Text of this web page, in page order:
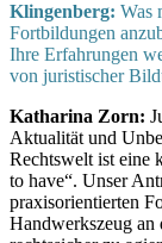
Klingenberg: Was
Fortbildungen
Ihre Erfahrungen
von juristischer
Katharina Zorn:
Aktualität und
Rechtswelt ist eine
to have“. Unser
praxisorientierten
Handwerkszeug an